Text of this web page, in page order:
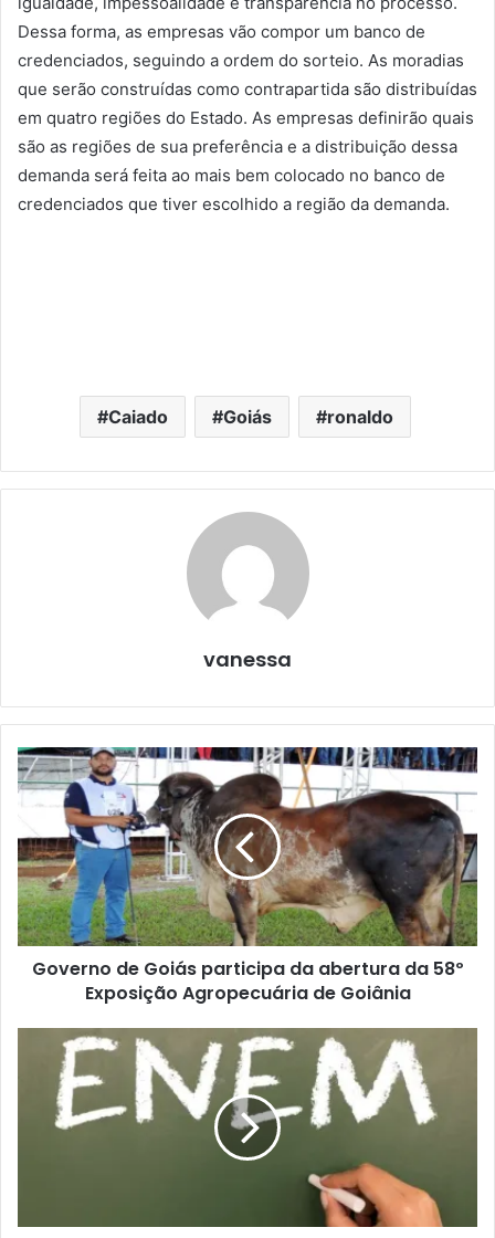
Dessa forma, as empresas vão compor um banco de
credenciados, seguindo a ordem do sorteio. As moradias
que serão construídas como contrapartida são distribuídas
em quatro regiões do Estado. As empresas definirão quais
são as regiões de sua preferência e a distribuição dessa
demanda será feita ao mais bem colocado no banco de
credenciados que tiver escolhido a região da demanda.
Caiado Goiás ronaldo
vanessa
Governo de Goiás participa da abertura da 58º
Exposição Agropecuária de Goiânia